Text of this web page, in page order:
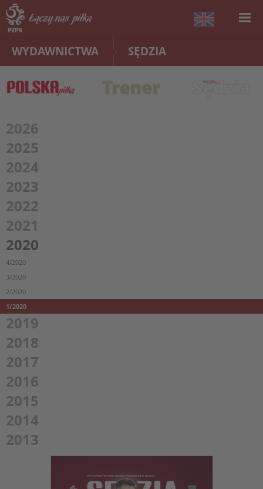
WYDAWNICTWA SĘDZIA
2026
2025
2024
2023
2022
2021
2020
4/2020
3/2020
2/2020
1/2020
2019
2018
2017
2016
2015
2014
2013